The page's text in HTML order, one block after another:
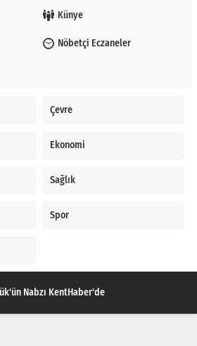
Künye
Nöbetçi Eczaneler
Çevre
Ekonomi
Sağlık
Spor
Nabzı KentHaber'de